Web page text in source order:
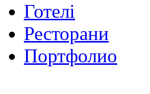
Готелі
Ресторани
Портфолио